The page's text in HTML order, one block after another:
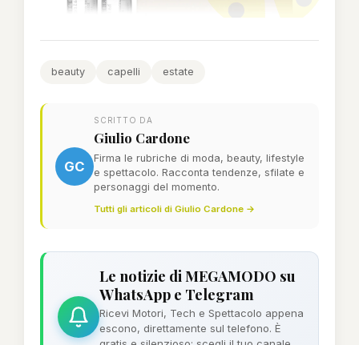
beauty capelli estate
GC
SCRITTO DA
Giulio Cardone
Firma le rubriche di moda, beauty, lifestyle
e spettacolo. Racconta tendenze, sfilate e
personaggi del momento.
Tutti gli articoli di Giulio Cardone →
Le notizie di MEGAMODO su
WhatsApp e Telegram
Ricevi Motori, Tech e Spettacolo appena
escono, direttamente sul telefono. È